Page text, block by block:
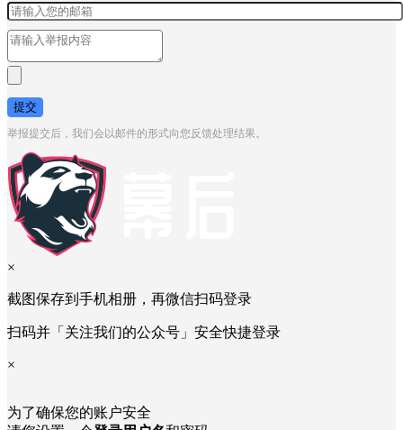
提交
举报提交后，我们会以邮件的形式向您反馈处理结果。
×
截图保存到手机相册，再微信扫码登录
扫码并「关注我们的公众号」安全快捷登录
×
为了确保您的账户安全